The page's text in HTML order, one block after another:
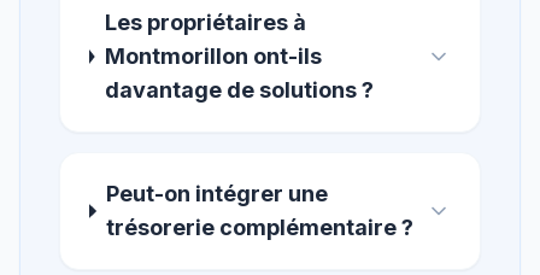
Les propriétaires à
Montmorillon ont-ils
davantage de solutions ?
Peut-on intégrer une
trésorerie complémentaire ?